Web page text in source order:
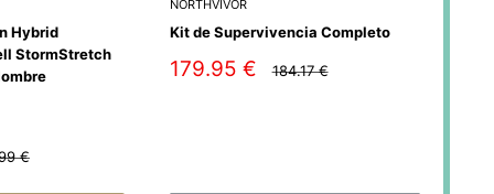
Hybrid
StormStretch
€
NORTHVIVOR
Kit de Supervivencia Completo
Sale
179.95 €
Regular
184.17 €